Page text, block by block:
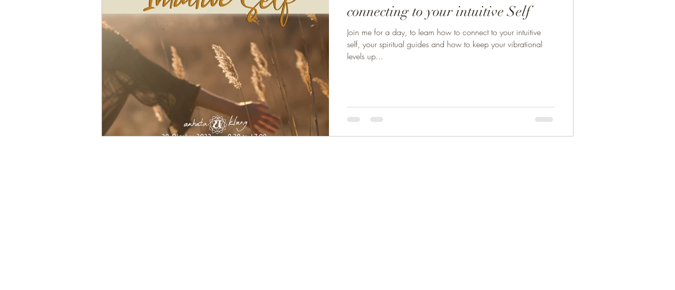
connecting to your intuitive Self
Join me for a day, to learn how to connect to your intuitive
self, your spiritual guides and how to keep your vibrational
levels up...